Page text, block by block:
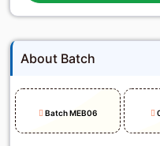
About Batch
Batch MEB06